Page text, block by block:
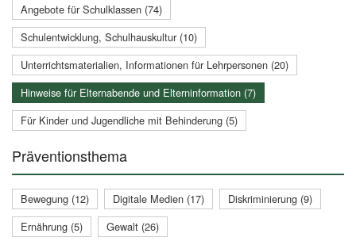
Angebote für Schulklassen (74)
Schulentwicklung, Schulhauskultur (10)
Unterrichtsmaterialien, Informationen für Lehrpersonen (20)
Hinweise für Elternabende und Elterninformation (7)
Für Kinder und Jugendliche mit Behinderung (5)
Präventionsthema
Bewegung (12) Digitale Medien (17)
Diskriminierung (9)
Ernährung (5)
Gewalt (26)